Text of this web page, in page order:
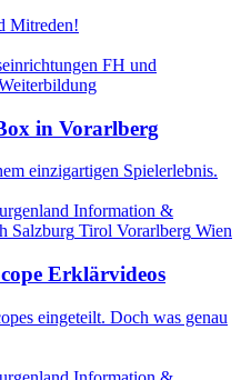
Mitreden!
FH und
in Vorarlberg
einzigartigen Spielerlebnis.
Information &
Salzburg Tirol Vorarlberg Wien
Erklärvideos
eingeteilt. Doch was genau